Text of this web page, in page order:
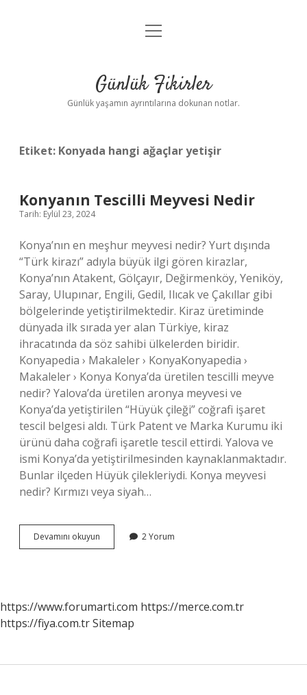
Anasayfa
Yasal Uyarı
menüyü
Günlük Fikirler
Günlük yaşamın ayrıntılarına dokunan notlar.
Etiket: Konyada hangi ağaçlar yetişir
Konyanın Tescilli Meyvesi Nedir
Tarih: Eylül 23, 2024
Konya’nın en meşhur meyvesi nedir? Yurt dışında
“Türk kirazı” adıyla büyük ilgi gören kirazlar,
Konya’nın Atakent, Gölçayır, Değirmenköy, Yeniköy,
Saray, Ulupınar, Engili, Gedil, Ilıcak ve Çakıllar gibi
bölgelerinde yetiştirilmektedir. Kiraz üretiminde
dünyada ilk sırada yer alan Türkiye, kiraz
ihracatında da söz sahibi ülkelerden biridir.
Konyapedia › Makaleler › KonyaKonyapedia ›
Makaleler › Konya Konya’da üretilen tescilli meyve
nedir? Yalova’da üretilen aronya meyvesi ve
Konya’da yetiştirilen “Hüyük çileği” coğrafi işaret
tescil belgesi aldı. Türk Patent ve Marka Kurumu iki
ürünü daha coğrafi işaretle tescil ettirdi. Yalova ve
ismi Konya’da yetiştirilmesinden kaynaklanmaktadır.
Bunlar ilçeden Hüyük çilekleriydi. Konya meyvesi
nedir? Kırmızı veya siyah…
Devamını okuyun Konyanın
Tescilli
2 Yorum
https://www.forumarti.com https://merce.com.tr
https://fiya.com.trSitemap